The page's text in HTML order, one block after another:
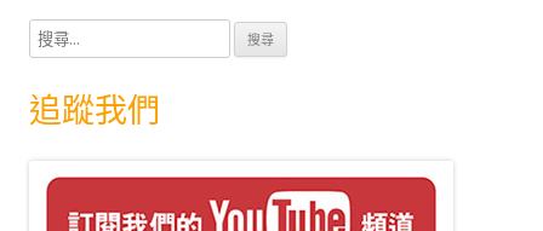
搜
尋
關
鍵
追蹤我們